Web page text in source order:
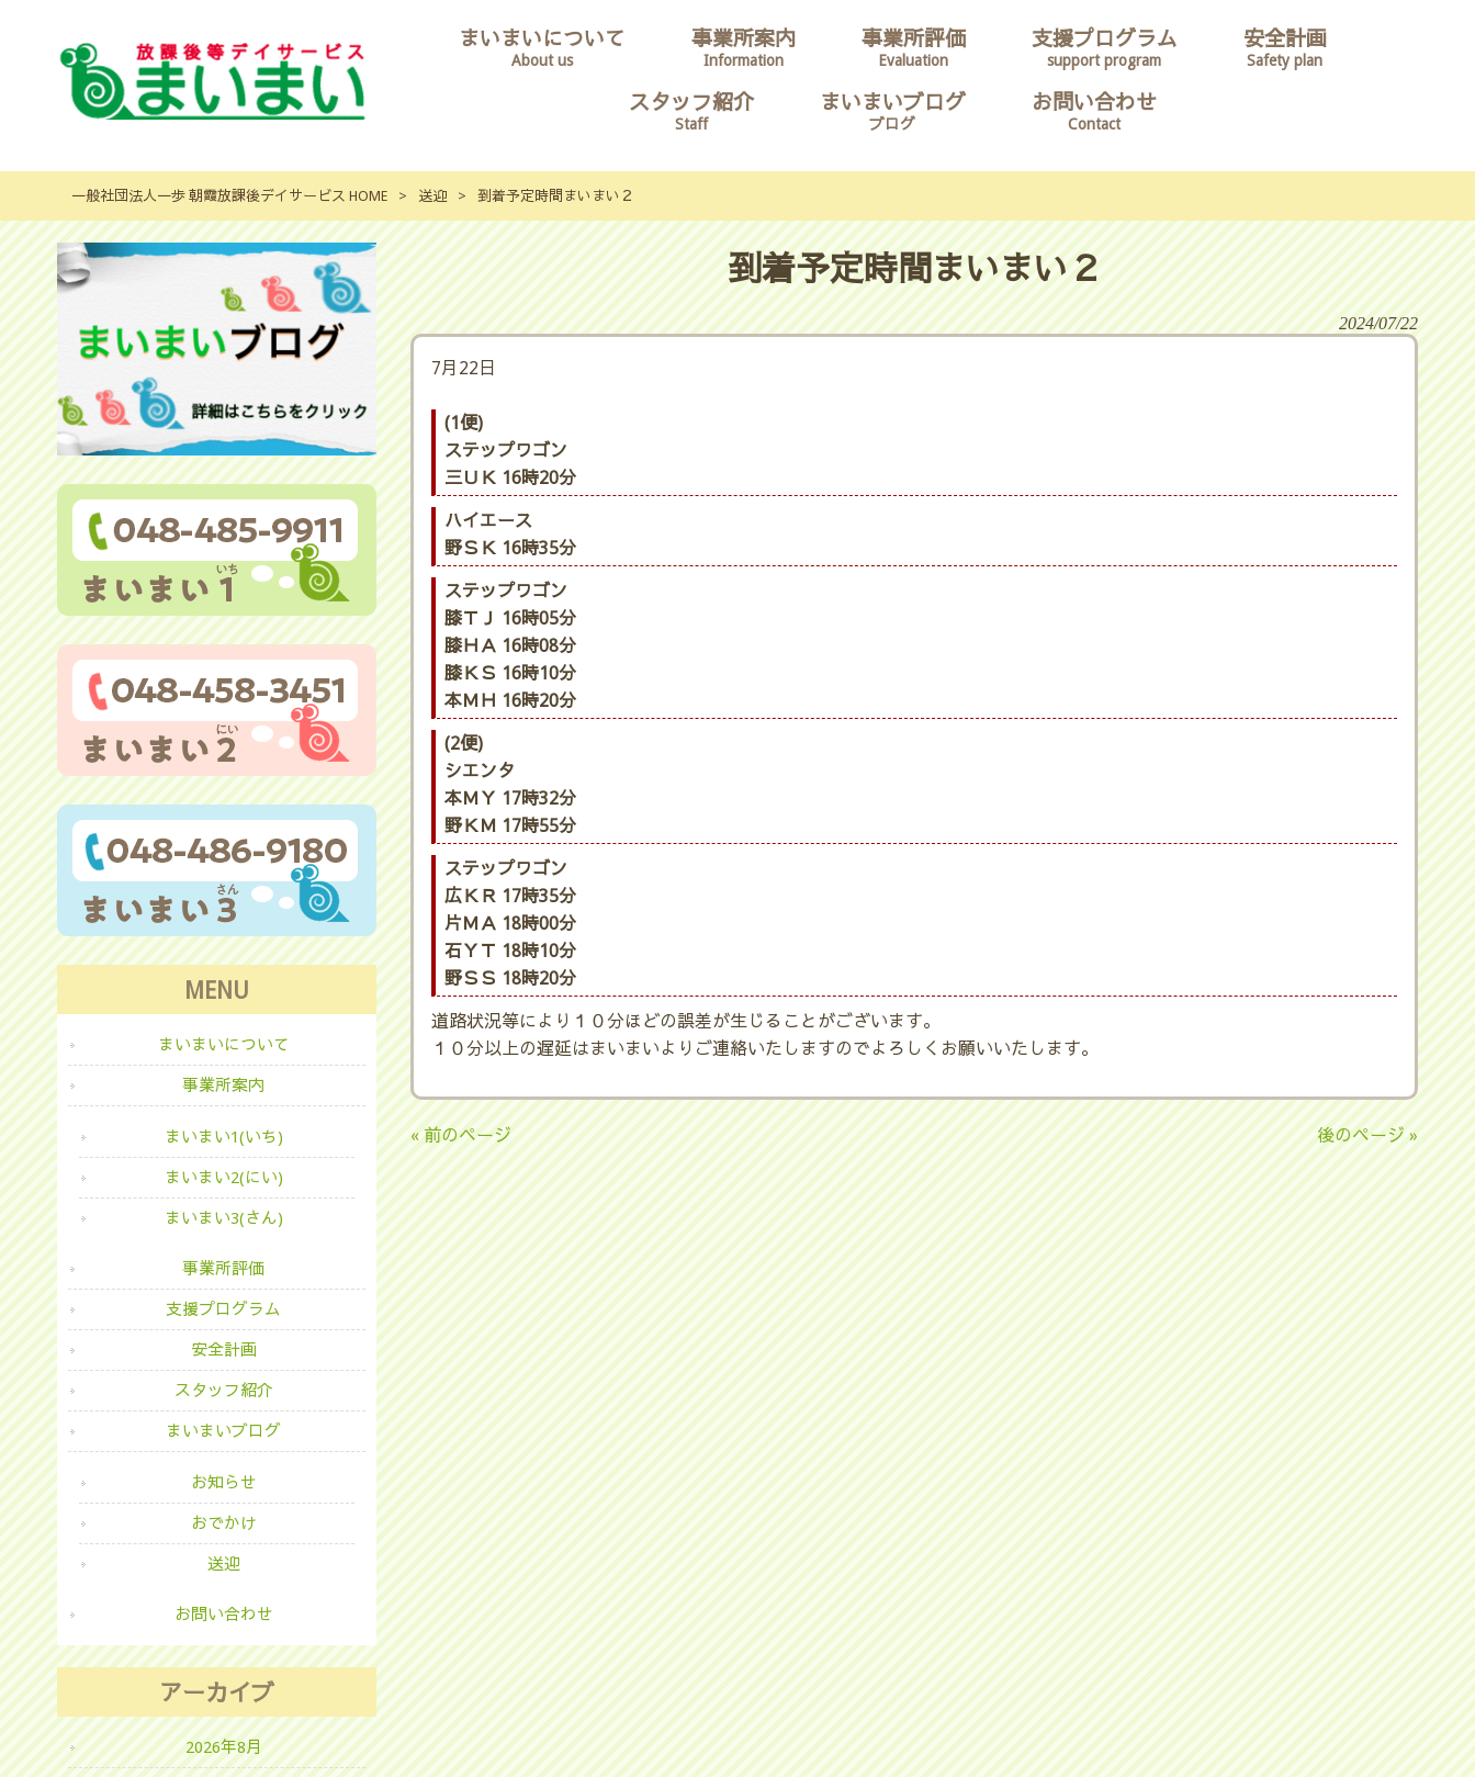
まいまいについて
About us
事業所案内
Information
事業所評価
Evaluation
支援プログラム
support program
安全計画
Safety plan
スタッフ紹介
Staff
まいまいブログ
ブログ
お問い合わせ
Contact
一般社団法人一歩 朝霞放課後デイサービス HOME > 送迎 > 到着予定時間まいまい２
到着予定時間まいまい２
2024/07/22
7月22日
(1便)
ステップワゴン
三ＵＫ 16時20分
ハイエース
野ＳＫ 16時35分
ステップワゴン
膝ＴＪ 16時05分
膝ＨＡ 16時08分
膝ＫＳ 16時10分
本ＭＨ 16時20分
(2便)
シエンタ
本ＭＹ 17時32分
野ＫＭ 17時55分
ステップワゴン
広ＫＲ 17時35分
片ＭＡ 18時00分
石ＹＴ 18時10分
野ＳＳ 18時20分
道路状況等により１０分ほどの誤差が生じることがございます。
１０分以上の遅延はまいまいよりご連絡いたしますのでよろしくお願いいたします。
« 前のページ 後のページ »
MENU
まいまいについて
事業所案内
まいまい1(いち)
まいまい2(にい)
まいまい3(さん)
事業所評価
支援プログラム
安全計画
スタッフ紹介
まいまいブログ
お知らせ
おでかけ
送迎
お問い合わせ
アーカイブ
2026年8月